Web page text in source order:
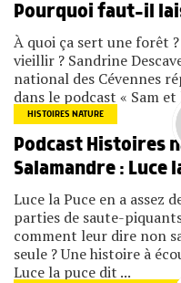
Pourquoi faut-il
À quoi ça sert une forêt
vieillir ? Sandrine
national des Cévennes
dans le podcast « Sam
HISTOIRES NATURE
Podcast Histoires
Salamandre : Luce
Luce la Puce en a assez
parties de saute-
comment leur dire non
seule ? Une histoire à
Luce la puce dit ...